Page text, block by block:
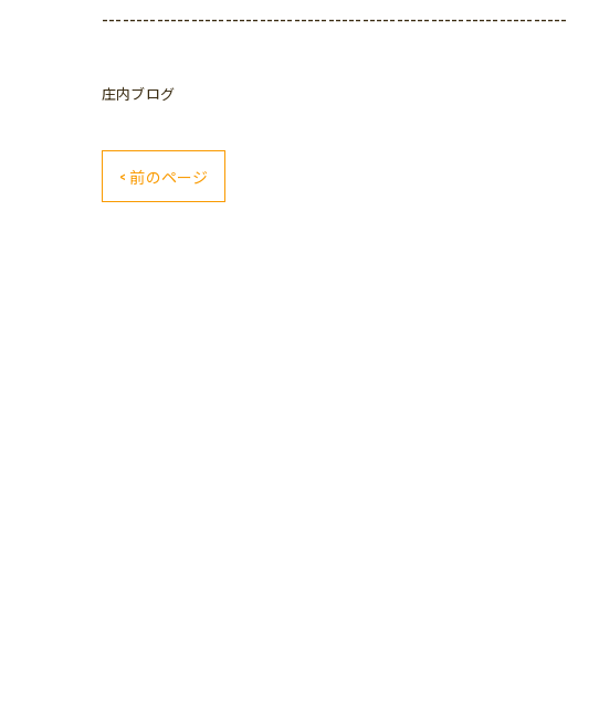
--------------------------------------------------------------------
庄内ブログ
< 前のページ